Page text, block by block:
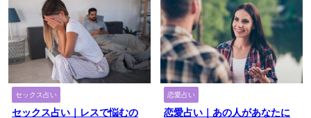
セックス占い
セックス占い｜レスで悩むの
恋愛占い
恋愛占い｜あの人があなたに